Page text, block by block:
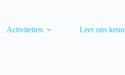
Activiteiten Leer ons